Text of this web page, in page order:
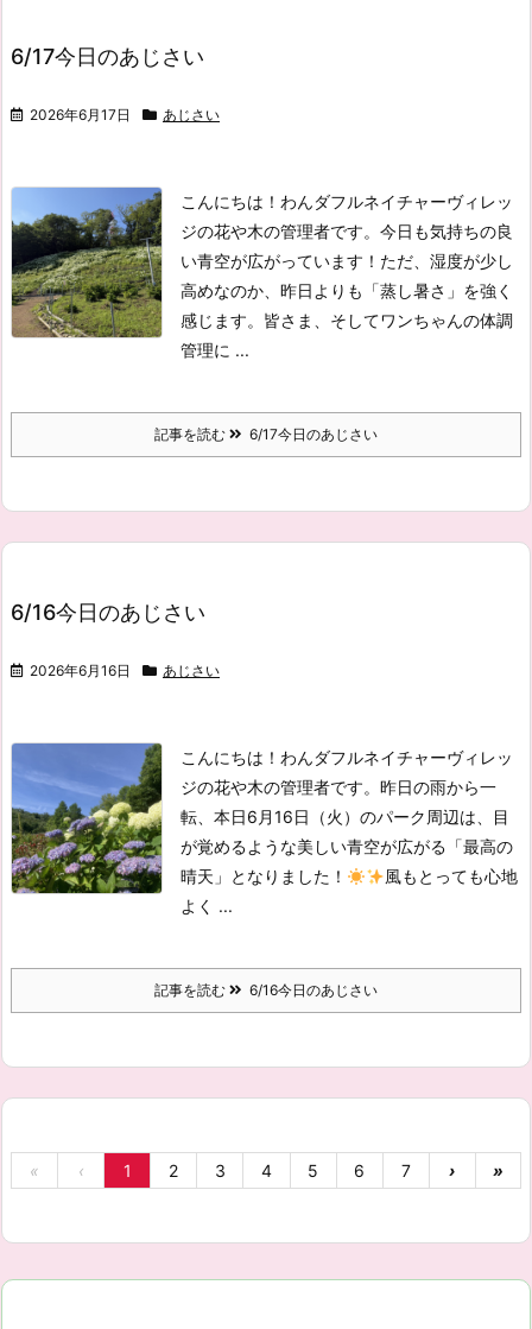
6/17今日のあじさい
2026年6月17日 あじさい
こんにちは！わんダフルネイチャーヴィレッ
ジの花や木の管理者です。 今日も気持ちの良
い青空が広がっています！ ただ、湿度が少し
高めなのか、昨日よりも「蒸し暑さ」を強く
感じます。皆さま、そしてワンちゃんの体調
管理に ...
記事を読む 6/17今日のあじさい
6/16今日のあじさい
2026年6月16日 あじさい
こんにちは！わんダフルネイチャーヴィレッ
ジの花や木の管理者です。 昨日の雨から一
転、本日6月16日（火）のパーク周辺は、目
が覚めるような美しい青空が広がる「最高の
晴天」となりました！
風もとっても心地
よく ...
記事を読む 6/16今日のあじさい
« ‹ 1 2 3 4 5 6 7 › »